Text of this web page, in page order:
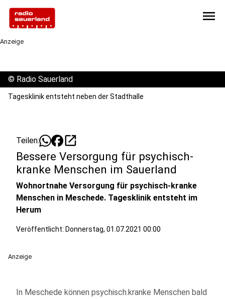
menu
Anzeige
© Radio Sauerland
Tagesklinik entsteht neben der Stadthalle
Teilen: open_in_new
Bessere Versorgung für psychisch-
kranke Menschen im Sauerland
Wohnortnahe Versorgung für psychisch-kranke
Menschen in Meschede. Tagesklinik entsteht im
Herum
Veröffentlicht: Donnerstag, 01.07.2021 00:00
Anzeige
In Meschede können psychisch.kranke Menschen bald